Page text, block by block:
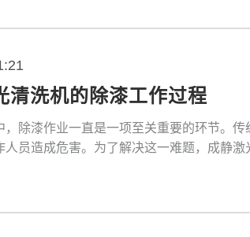
清洗机的除漆工作过程
除漆作业一直是一项至关重要的环节。
人员造成危害。为了解决这一难题，成静